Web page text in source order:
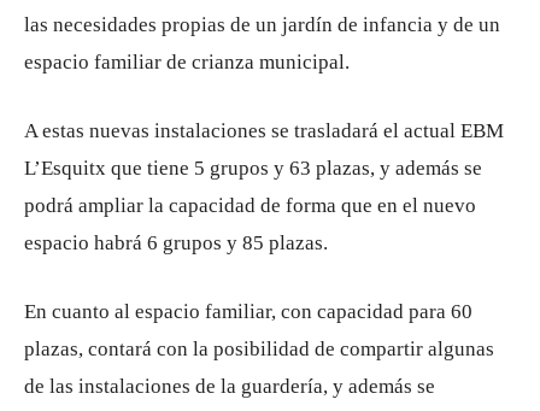
las necesidades propias de un jardín de infancia y de un
espacio familiar de crianza municipal.
A estas nuevas instalaciones se trasladará el actual EBM
L’Esquitx que tiene 5 grupos y 63 plazas, y además se
podrá ampliar la capacidad de forma que en el nuevo
espacio habrá 6 grupos y 85 plazas.
En cuanto al espacio familiar, con capacidad para 60
plazas, contará con la posibilidad de compartir algunas
de las instalaciones de la guardería, y además se